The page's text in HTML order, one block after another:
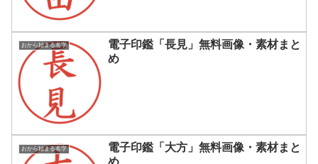
おから始まる名字
電子印鑑「長見」無料画像・素材まと
め
おから始まる名字
電子印鑑「大方」無料画像・素材まと
め